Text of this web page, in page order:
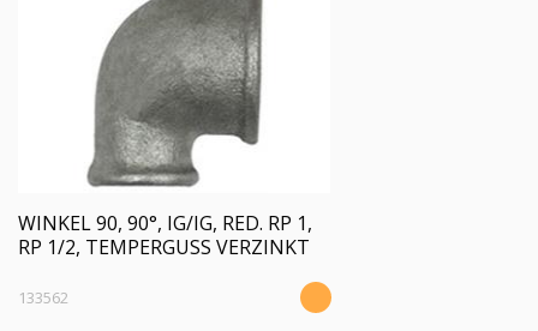
WINKEL 90, 90°, IG/IG, RED. RP 1,
RP 1/2, TEMPERGUSS VERZINKT
133562